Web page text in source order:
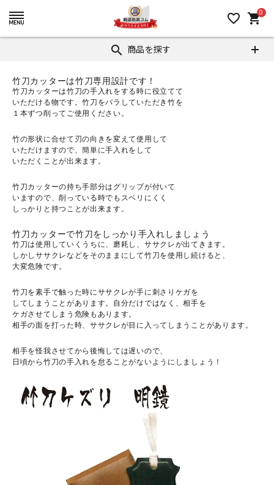
favorite_border 0
shopping_cart
search 商品を探す
竹刀カッターは竹刀専用設計です！
竹刀カッターは竹刀の手入れをする時に役立てて
いただける物です。竹刀をバラしていただき竹を
１本ずつ削ってご使用ください。
竹の形状に合せて刃の向きを変えて使用して
いただけますので、簡単に手入れをして
いただくことが出来ます。
竹刀カッターの持ち手部分はグリップが付いて
いますので、削っている時でもスベリにくく
しっかりと持つことが出来ます。
竹刀カッターで竹刀をしっかり手入れしましょう
竹刀は使用していくうちに、磨耗し、ササクレが出てきます。
しかしササクレなどをそのままにして竹刀を使用し続けると、
大変危険です。
竹刀を素手で触った時にササクレが手に刺さりケガを
してしまうことがあります。自分だけではなく、相手を
ケガさせてしまう危険もあります。
相手の面を打った時、ササクレが目に入ってしまうことがあります。
相手を怪我させてから後悔しては遅いので、
日頃から竹刀の手入れを怠ることがないようにしましょう！